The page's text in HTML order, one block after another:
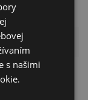
ml
s našimi